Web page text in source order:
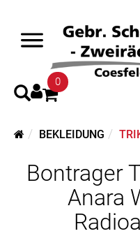
0
BEKLEIDUNG
Bontrager
Anara